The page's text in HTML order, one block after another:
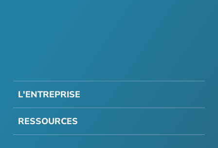
L'ENTREPRISE
RESSOURCES